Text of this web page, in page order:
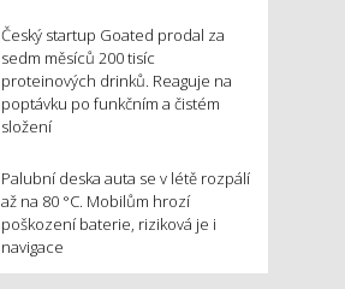
Český startup Goated prodal za
sedm měsíců 200 tisíc
proteinových drinků. Reaguje na
poptávku po funkčním a čistém
složení
Palubní deska auta se v létě rozpálí
až na 80 °C. Mobilům hrozí
poškození baterie, riziková je i
navigace